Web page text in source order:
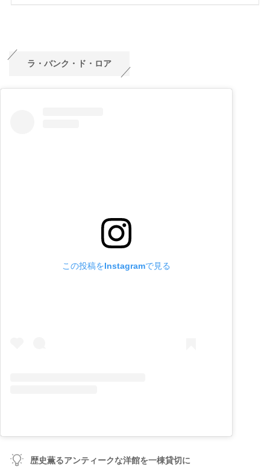
ラ・バンク・ド・ロア
この投稿をInstagramで見る
歴史薫るアンティークな洋館を一棟貸切に